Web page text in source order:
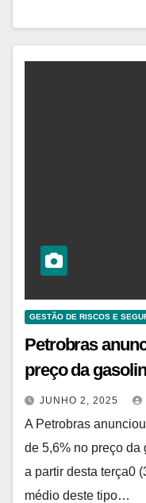
GESTÃO DE RISCOS E
Petrobras
preço da
JUNHO 2, 2025
A Petrobras
de 5,6% no preço da
a partir desta terça0
médio deste tipo…